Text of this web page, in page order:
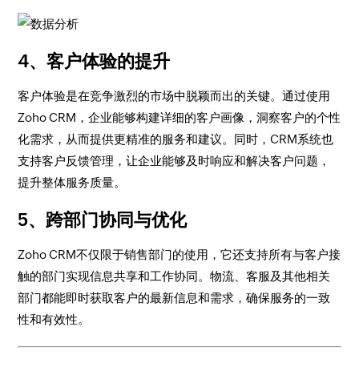
4、客户体验的提升
客户体验是在竞争激烈的市场中脱颖而出的关键。通过使用
Zoho CRM，企业能够构建详细的客户画像，洞察客户的个性
化需求，从而提供更精准的服务和建议。同时，CRM系统也
支持客户反馈管理，让企业能够及时响应和解决客户问题，
提升整体服务质量。
5、跨部门协同与优化
Zoho CRM不仅限于销售部门的使用，它还支持所有与客户接
触的部门实现信息共享和工作协同。物流、客服及其他相关
部门都能即时获取客户的最新信息和需求，确保服务的一致
性和有效性。